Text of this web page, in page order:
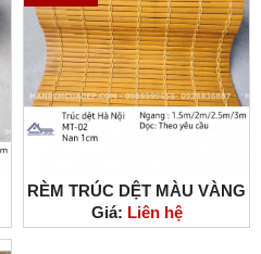
RÈM TRÚC DỆT MÀU VÀNG
Giá: Liên hệ